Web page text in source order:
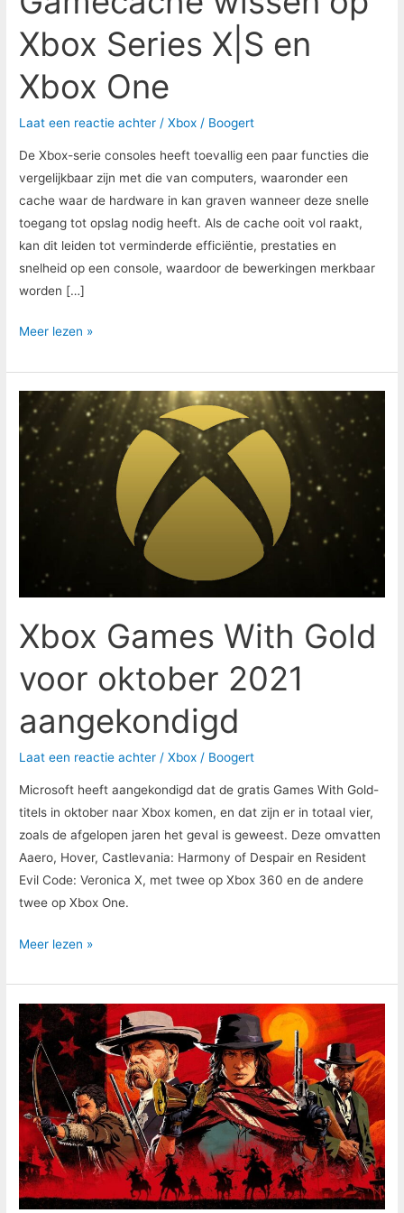
Xbox Series X|S en
Xbox One
Laat een reactie achter /Xbox / Boogert
De Xbox-serie consoles heeft toevallig een paar functies die
vergelijkbaar zijn met die van computers, waaronder een
cache waar de hardware in kan graven wanneer deze snelle
toegang tot opslag nodig heeft. Als de cache ooit vol raakt,
kan dit leiden tot verminderde efficiëntie, prestaties en
snelheid op een console, waardoor de bewerkingen merkbaar
worden […]
Meer lezen »
Xbox Games With Gold
voor oktober 2021
aangekondigd
Laat een reactie achter /Xbox / Boogert
Microsoft heeft aangekondigd dat de gratis Games With Gold-
titels in oktober naar Xbox komen, en dat zijn er in totaal vier,
zoals de afgelopen jaren het geval is geweest. Deze omvatten
Aaero, Hover, Castlevania: Harmony of Despair en Resident
Evil Code: Veronica X, met twee op Xbox 360 en de andere
twee op Xbox One.
Xbox
Games
Gold
voor
oktober
2021
Meer lezen »
Red
Dead
Online
krijgt
meer
solo-
inhoud
met
de